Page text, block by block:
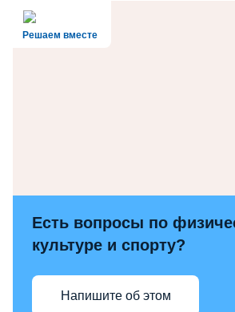
Решаем вместе
Есть вопросы по
культуре и спорту?
Напишите об этом